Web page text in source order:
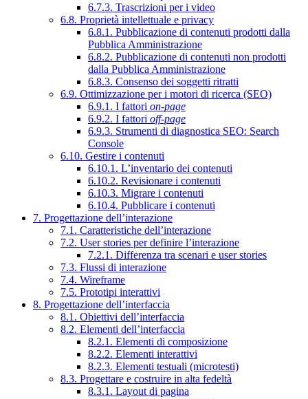
6.7.3. Trascrizioni per i video
6.8. Proprietà intellettuale e privacy
6.8.1. Pubblicazione di contenuti prodotti dalla
Pubblica Amministrazione
6.8.2. Pubblicazione di contenuti non prodotti
dalla Pubblica Amministrazione
6.8.3. Consenso dei soggetti ritratti
6.9. Ottimizzazione per i motori di ricerca (SEO)
6.9.1. I fattori on-page
6.9.2. I fattori off-page
6.9.3. Strumenti di diagnostica SEO: Search
Console
6.10. Gestire i contenuti
6.10.1. L’inventario dei contenuti
6.10.2. Revisionare i contenuti
6.10.3. Migrare i contenuti
6.10.4. Pubblicare i contenuti
7. Progettazione dell’interazione
7.1. Caratteristiche dell’interazione
7.2. User stories per definire l’interazione
7.2.1. Differenza tra scenari e user stories
7.3. Flussi di interazione
7.4. Wireframe
7.5. Prototipi interattivi
8. Progettazione dell’interfaccia
8.1. Obiettivi dell’interfaccia
8.2. Elementi dell’interfaccia
8.2.1. Elementi di composizione
8.2.2. Elementi interattivi
8.2.3. Elementi testuali (microtesti)
8.3. Progettare e costruire in alta fedeltà
8.3.1. Layout di pagina